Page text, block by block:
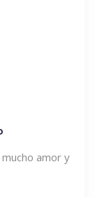
amor y